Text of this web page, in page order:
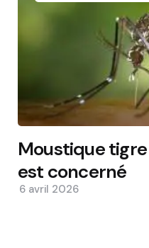
Moustique
est concerné
6 avril 2026